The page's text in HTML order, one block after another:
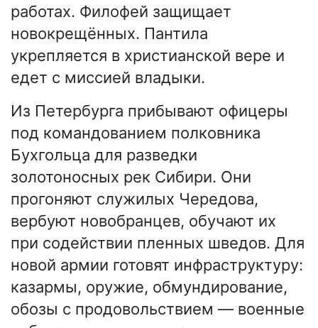
работах. Филофей защищает
новокрещённых. Пантила
укрепляется в христианской вере и
едет с миссией владыки.
Из Петербурга прибывают офицеры
под командованием полковника
Бухгольца для разведки
золотоносных рек Сибири. Они
прогоняют служилых Чередова,
вербуют новобранцев, обучают их
при содействии пленных шведов. Для
новой армии готовят инфраструктуру:
казармы, оружие, обмундирование,
обозы с продовольствием — военные